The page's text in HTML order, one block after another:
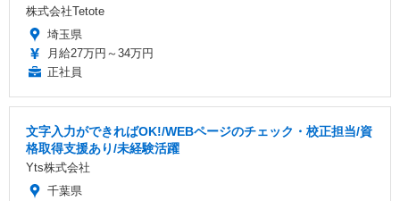
株式会社Tetote
埼玉県
月給27万円～34万円
正社員
文字入力ができればOK!/WEBページのチェック・校正担当/資
格取得支援あり/未経験活躍
Yts株式会社
千葉県